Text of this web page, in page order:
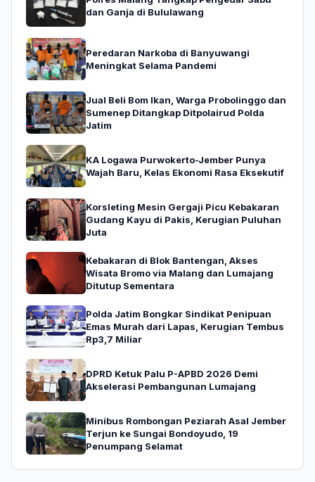
dan Ganja di Bululawang
Peredaran Narkoba di Banyuwangi
Meningkat Selama Pandemi
Jual Beli Bom Ikan, Warga Probolinggo dan
Sumenep Ditangkap Ditpolairud Polda
Jatim
KA Logawa Purwokerto-Jember Punya
Wajah Baru, Kelas Ekonomi Rasa Eksekutif
Korsleting Mesin Gergaji Picu Kebakaran
Gudang Kayu di Pakis, Kerugian Puluhan
Juta
Kebakaran di Blok Bantengan, Akses
Wisata Bromo via Malang dan Lumajang
Ditutup Sementara
Polda Jatim Bongkar Sindikat Penipuan
Emas Murah dari Lapas, Kerugian Tembus
Rp3,7 Miliar
DPRD Ketuk Palu P-APBD 2026 Demi
Akselerasi Pembangunan Lumajang
Minibus Rombongan Peziarah Asal Jember
Terjun ke Sungai Bondoyudo, 19
Penumpang Selamat